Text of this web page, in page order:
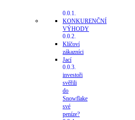
KONKURENČNÍ
VÝHODY
Klíčoví
zákazníci
Jací
investoři
svěřili
do
Snowflake
své
peníze?